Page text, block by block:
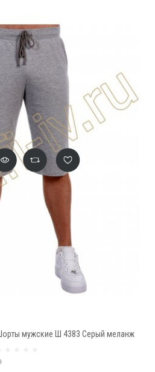
Шорты мужские Ш 4383 Серый меланж
Серый меланж